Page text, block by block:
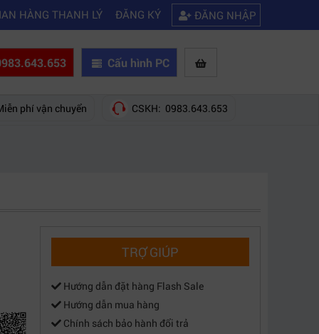
khắc phục laptop không kết nối được wifi |Kinh nghiệm chọn mua
HÀNG THANH LÝ ĐĂNG KÝ ĐĂNG NHẬP
Cấu hình PC
phí vận chuyển CSKH: 0983.643.653
TRỢ GIÚP
Hướng dẫn đặt hàng Flash Sale
Hướng dẫn mua hàng
Chính sách bảo hành đổi trả